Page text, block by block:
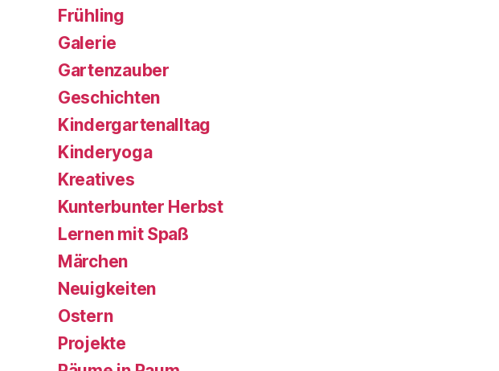
Frühling
Galerie
Gartenzauber
Geschichten
Kindergartenalltag
Kinderyoga
Kreatives
Kunterbunter Herbst
Lernen mit Spaß
Märchen
Neuigkeiten
Ostern
Projekte